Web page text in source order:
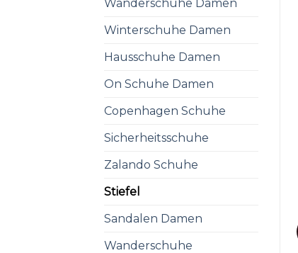
Wanderschuhe Damen
Winterschuhe Damen
Hausschuhe Damen
On Schuhe Damen
Copenhagen Schuhe
Sicherheitsschuhe
Zalando Schuhe
Stiefel
Sandalen Damen
Wanderschuhe